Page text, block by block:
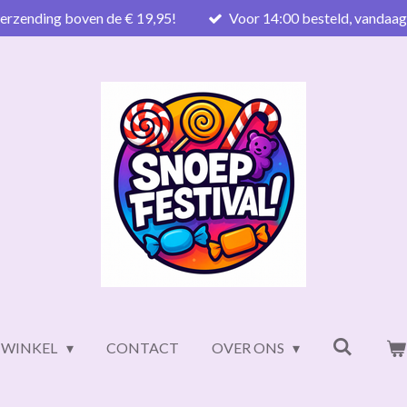
boven de € 19,95! Voor 14:00 besteld,
WINKEL CONTACT OVER ONS